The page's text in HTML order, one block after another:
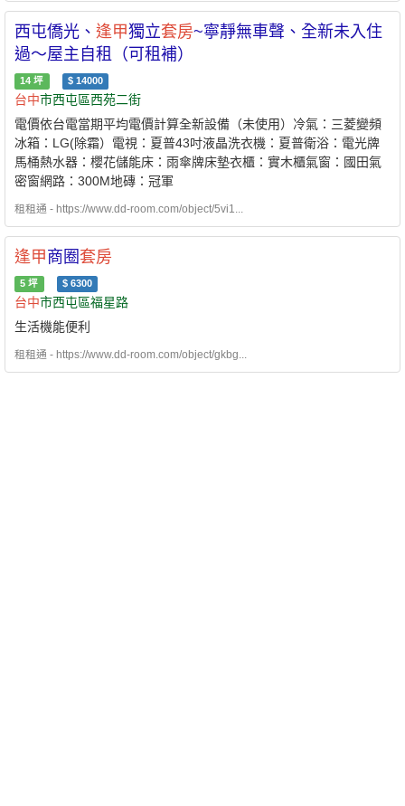
西屯僑光、 逢甲獨立套房~寧靜無車聲、全新未入住
過～屋主自租（可租補）
14 坪 $ 14000
台中市西屯區西苑二街
電價依台電當期平均電價計算全新設備（未使用）冷氣：三菱變頻
冰箱：LG(除霜）電視：夏普43吋液晶洗衣機：夏普衛浴：電光牌
馬桶熱水器：櫻花儲能床：雨傘牌床墊衣櫃：實木櫃氣窗：國田氣
密窗網路：300M地磚：冠軍
租租通 - https://www.dd-room.com/object/5vi1...
逢甲商圈套房
5 坪 $ 6300
台中市西屯區福星路
生活機能便利
租租通 - https://www.dd-room.com/object/gkbg...